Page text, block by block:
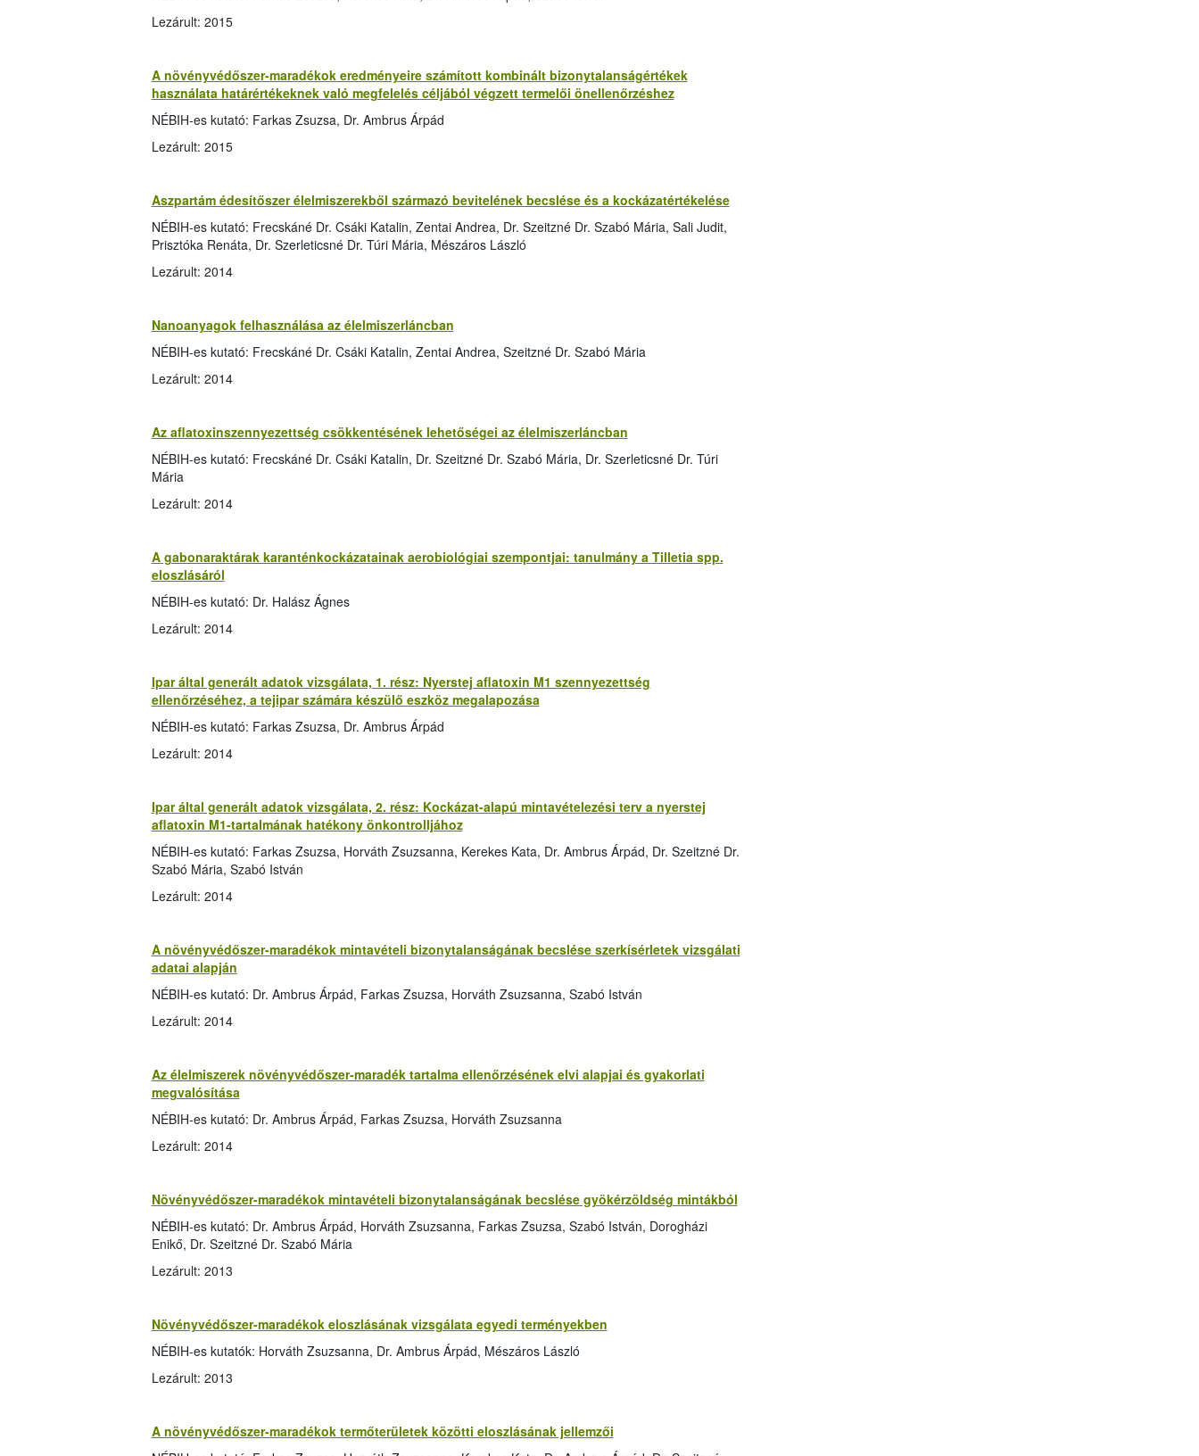
Lezárult: 2015
A növényvédőszer-maradékok eredményeire számított kombinált bizonytalanságértékek
használata határértékeknek való megfelelés céljából végzett termelői önellenőrzéshez
NÉBIH-es kutató: Farkas Zsuzsa, Dr. Ambrus Árpád
Lezárult: 2015
Aszpartám édesítőszer élelmiszerekből származó bevitelének becslése és a kockázatértékelése
NÉBIH-es kutató: Frecskáné Dr. Csáki Katalin, Zentai Andrea, Dr. Szeitzné Dr. Szabó Mária, Sali Judit,
Prisztóka Renáta, Dr. Szerleticsné Dr. Túri Mária, Mészáros László
Lezárult: 2014
Nanoanyagok felhasználása az élelmiszerláncban
NÉBIH-es kutató: Frecskáné Dr. Csáki Katalin, Zentai Andrea, Szeitzné Dr. Szabó Mária
Lezárult: 2014
Az aflatoxinszennyezettség csökkentésének lehetőségei az élelmiszerláncban
NÉBIH-es kutató: Frecskáné Dr. Csáki Katalin, Dr. Szeitzné Dr. Szabó Mária, Dr. Szerleticsné Dr. Túri
Mária
Lezárult: 2014
A gabonaraktárak karanténkockázatainak aerobiológiai szempontjai: tanulmány a Tilletia spp.
eloszlásáról
NÉBIH-es kutató: Dr. Halász Ágnes
Lezárult: 2014
Ipar által generált adatok vizsgálata, 1. rész: Nyerstej aflatoxin M1 szennyezettség
ellenőrzéséhez, a tejipar számára készülő eszköz megalapozása
NÉBIH-es kutató: Farkas Zsuzsa, Dr. Ambrus Árpád
Lezárult: 2014
Ipar által generált adatok vizsgálata, 2. rész: Kockázat-alapú mintavételezési terv a nyerstej
aflatoxin M1-tartalmának hatékony önkontrolljához
NÉBIH-es kutató: Farkas Zsuzsa, Horváth Zsuzsanna, Kerekes Kata, Dr. Ambrus Árpád, Dr. Szeitzné Dr.
Szabó Mária, Szabó István
Lezárult: 2014
A növényvédőszer-maradékok mintavételi bizonytalanságának becslése szerkísérletek vizsgálati
adatai alapján
NÉBIH-es kutató: Dr. Ambrus Árpád, Farkas Zsuzsa, Horváth Zsuzsanna, Szabó István
Lezárult: 2014
Az élelmiszerek növényvédőszer-maradék tartalma ellenőrzésének elvi alapjai és gyakorlati
megvalósítása
NÉBIH-es kutató: Dr. Ambrus Árpád, Farkas Zsuzsa, Horváth Zsuzsanna
Lezárult: 2014
Növényvédőszer-maradékok mintavételi bizonytalanságának becslése gyökérzöldség mintákból
NÉBIH-es kutató: Dr. Ambrus Árpád, Horváth Zsuzsanna, Farkas Zsuzsa, Szabó István, Dorogházi
Enikő, Dr. Szeitzné Dr. Szabó Mária
Lezárult: 2013
Növényvédőszer-maradékok eloszlásának vizsgálata egyedi terményekben
NÉBIH-es kutatók: Horváth Zsuzsanna, Dr. Ambrus Árpád, Mészáros László
Lezárult: 2013
A növényvédőszer-maradékok termőterületek közötti eloszlásának jellemzői